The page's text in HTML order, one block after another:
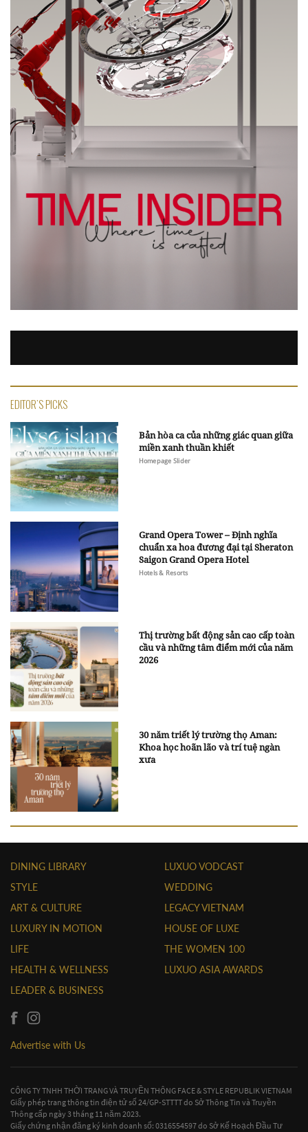
EDITOR'S PICKS
Bản hòa ca của những giác quan giữa
miền xanh thuần khiết
Homepage Slider
Grand Opera Tower – Định nghĩa
chuẩn xa hoa đương đại tại Sheraton
Saigon Grand Opera Hotel
Hotels & Resorts
Thị trường bất động sản cao cấp toàn
cầu và những tâm điểm mới của năm
2026
30 năm triết lý trường thọ Aman:
Khoa học hoãn lão và trí tuệ ngàn
xưa
DINING LIBRARY
STYLE
ART & CULTURE
LUXURY IN MOTION
LIFE
HEALTH & WELLNESS
LEADER & BUSINESS
LUXUO VODCAST
WEDDING
LEGACY VIETNAM
HOUSE OF LUXE
THE WOMEN 100
LUXUO ASIA AWARDS
Advertise with Us
CÔNG TY TNHH THỜI TRANG VÀ TRUYỀN THÔNG FACE & STYLE REPUBLIK VIETNAM
Giấy phép trang thông tin điện tử số 24/GP-STTTT do Sở Thông Tin và Truyền
Thông cấp ngày 3 tháng 11 năm 2023.
Giấy chứng nhận đăng ký kinh doanh số: 0316554597 do Sở Kế Hoạch Đầu Tư